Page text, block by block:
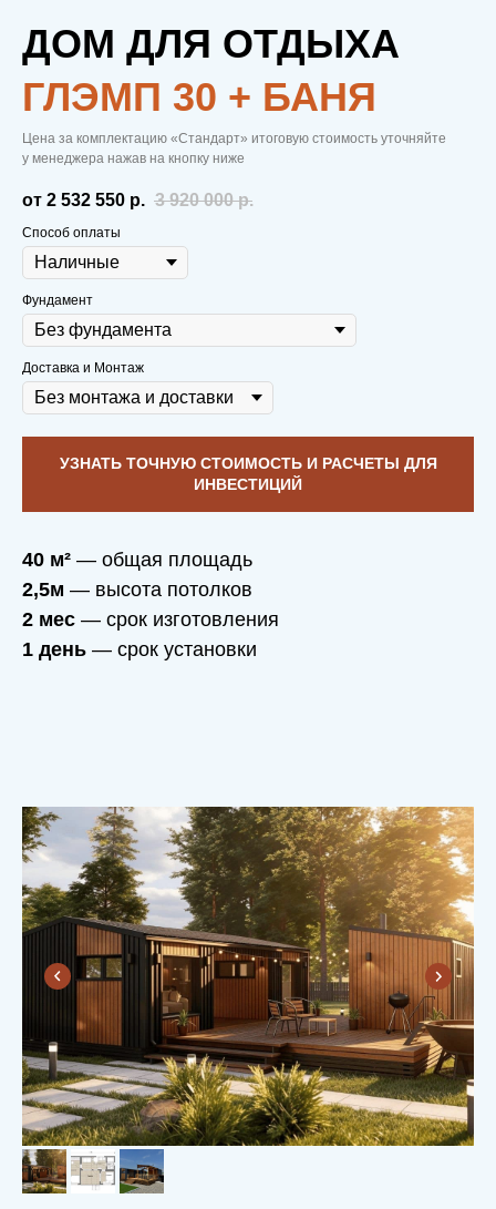
ДОМ ДЛЯ ОТДЫХА
ГЛЭМП 30 + БАНЯ
Цена за комплектацию «Стандарт» итоговую стоимость уточняйте
у менеджера нажав на кнопку ниже
от 2 532 550 р. 3 920 000 р.
Способ оплаты
Фундамент
Доставка и Монтаж
УЗНАТЬ ТОЧНУЮ СТОИМОСТЬ И РАСЧЕТЫ ДЛЯ
ИНВЕСТИЦИЙ
40 м² — общая площадь
2,5м — высота потолков
2 мес — срок изготовления
1 день — срок установки